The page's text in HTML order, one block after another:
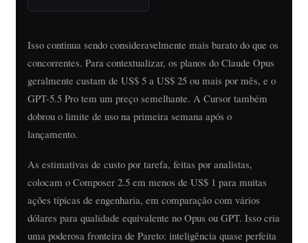
Isso continua sendo consideravelmente mais barato do que os
concorrentes. Para contextualizar, os planos do Claude Opus
geralmente custam de US$ 5 a US$ 25 ou mais por mês, e o
GPT-5.5 Pro tem um preço semelhante. A Cursor também
dobrou o limite de uso na primeira semana após o
lançamento.
As estimativas de custo por tarefa, feitas por analistas,
colocam o Composer 2.5 em menos de US$ 1 para muitas
ações típicas de engenharia, em comparação com vários
dólares para qualidade equivalente no Opus ou GPT. Isso cria
uma poderosa fronteira de Pareto: inteligência quase perfeita